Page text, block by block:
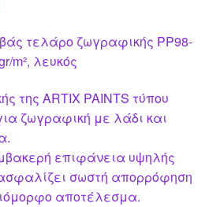
τελάρο ζωγραφικής PP98-
m², λευκός
της ARTIX PAINTS τύπου
ζωγραφική με λάδι και
επιφάνεια υψηλής
σωστή απορρόφηση
αποτέλεσμα.